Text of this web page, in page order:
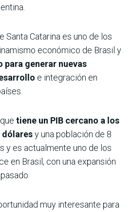
Santa Catarina es uno de los
económico de Brasil y
generar nuevas
e integración en
tiene un PIB cercano a los
dólaresy una población de 8
y es actualmente uno de los
en Brasil, con una expansión
muy interesante para